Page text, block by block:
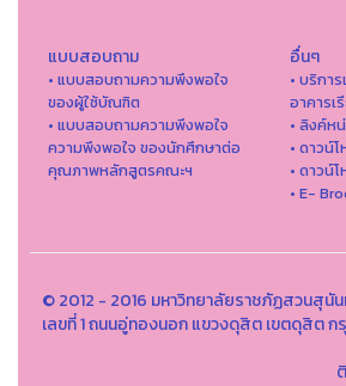
แบบสอบถาม
• แบบสอบถามความพึงพอใจ
ของผู้ใช้บัณฑิต
• แบบสอบถามความพึงพอใจ
ความพึงพอใจ ของนักศึกษาต่อ
คุณภาพหลักสูตรคณะฯ
อื่นๆ
• บริกา
อาคารเ
• ลิงค์ห
• ดาวน์
• ดาวน์
• E-
© 2012 - 2016 มหาวิทยาลัยราชภัฏสวนสุนัน
เลขที่ 1 ถนนอู่ทองนอก แขวงดุสิต เขตดุสิต ก